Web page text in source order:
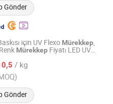
Gönder
için UV Flexo Mürekkep,
Mürekkep Fiyatı LED UV
/ kg
Gönder
Ltd.
Fiyat 2024